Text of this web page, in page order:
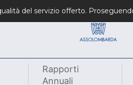
Confindustrie
Rapporti
Annuali
del servizio offerto.